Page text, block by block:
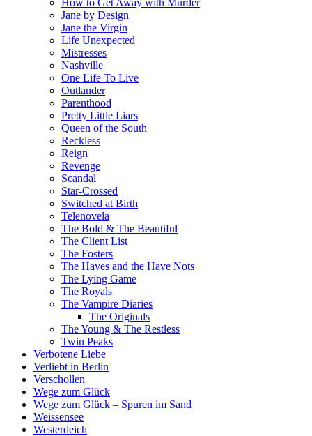
Jane by Design
Jane the Virgin
Life Unexpected
Mistresses
Nashville
One Life To Live
Outlander
Parenthood
Pretty Little Liars
Queen of the South
Reckless
Reign
Revenge
Scandal
Star-Crossed
Switched at Birth
Telenovela
The Bold & The Beautiful
The Client List
The Fosters
The Haves and the Have Nots
The Lying Game
The Royals
The Vampire Diaries
The Originals
The Young & The Restless
Twin Peaks
Verbotene Liebe
Verliebt in Berlin
Verschollen
Wege zum Glück
Wege zum Glück – Spuren im Sand
Weissensee
Westerdeich